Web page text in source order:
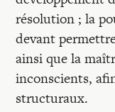
Mon compte
résolution ; la
devant
ainsi que la
inconscients,
structuraux.